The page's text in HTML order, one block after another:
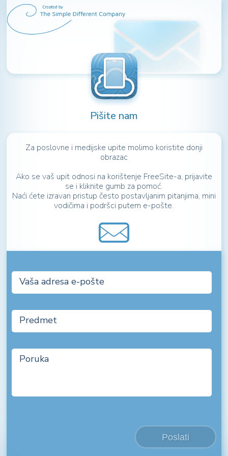
Pišite nam
Za poslovne i medijske upite molimo koristite donji
obrazac
Ako se vaš upit odnosi na korištenje FreeSite-a, prijavite
se i kliknite gumb za pomoć.
Naći ćete izravan pristup često postavljanim pitanjima, mini
vodičima i podršci putem e-pošte.
Vaša adresa e-pošte
Predmet
Poruka
Poslati